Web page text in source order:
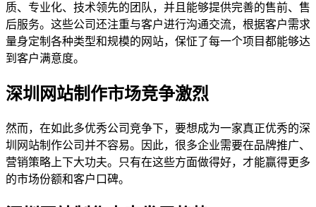
质、专业化、技术领先的团队，并且能够提供完善的售前、售
后服务。这些公司还注重与客户进行沟通交流，根据客户需求
量身定制各种类型和规模的网站，保怔了每一个项目都能够达
到客户满意度。
深圳网站制作市场竞争激烈
然而，在如此多优秀公司竞争下，要想成为一家真正优秀的深
圳网站制作公司并不容易。因此，很多企业需要在品牌推广、
营销策略上下大功夫。只有在这些方面做得好，才能赢得更多
的市场份额和客户口碑。